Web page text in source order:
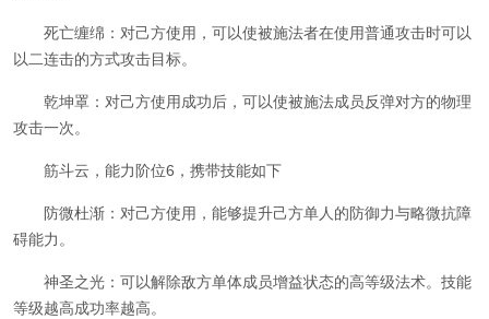
死亡缠绵：对己方使用，可以使被施法者在使用普通攻击时可以
以二连击的方式攻击目标。
乾坤罩：对己方使用成功后，可以使被施法成员反弹对方的物理
攻击一次。
筋斗云，能力阶位6 ，携带技能如下
防微杜渐：对己方使用，能够提升己方单人的防御力与略微抗障
碍能力。
神圣之光：可以解除敌方单体成员增益状态的高等级法术。技能
等级越高成功率越高。